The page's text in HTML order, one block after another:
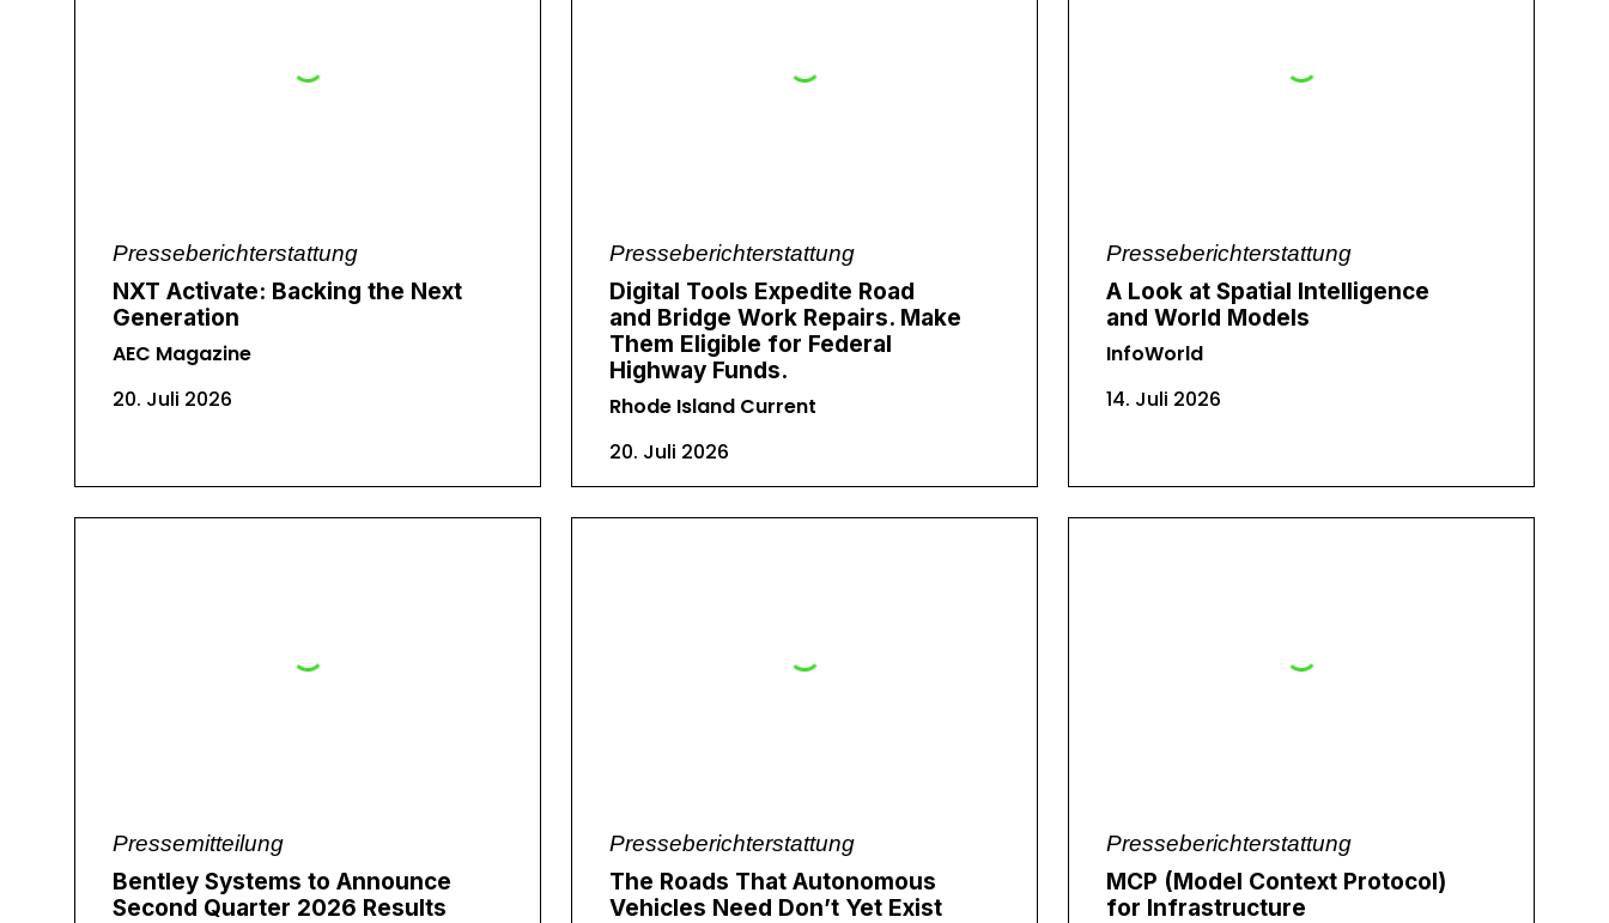
Presseberichterstattung
NXT Activate: Backing the Next
Generation
AEC Magazine
20. Juli 2026
Presseberichterstattung
Digital Tools Expedite Road
and Bridge Work Repairs. Make
Them Eligible for Federal
Highway Funds.
Rhode Island Current
20. Juli 2026
Presseberichterstattung
A Look at Spatial Intelligence
and World Models
InfoWorld
14. Juli 2026
Pressemitteilung
Bentley Systems to Announce
Second Quarter 2026 Results
Presseberichterstattung
The Roads That Autonomous
Vehicles Need Don’t Yet Exist
Presseberichterstattung
MCP (Model Context Protocol)
for Infrastructure